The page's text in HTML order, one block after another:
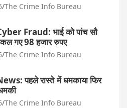
The Crime Info Bureau
Fraud: भाई को पांच सौ
गए 98 हजार रुपए
The Crime Info Bureau
पहले रास्ते में धमकाया फिर
The Crime Info Bureau